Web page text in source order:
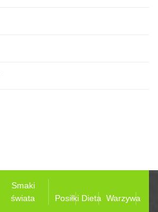
Smaki
świata
Posiłki Dieta Warzywa